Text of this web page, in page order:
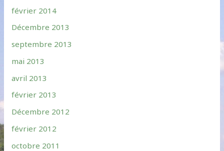
février 2014
Décembre 2013
septembre 2013
mai 2013
avril 2013
février 2013
Décembre 2012
février 2012
octobre 2011